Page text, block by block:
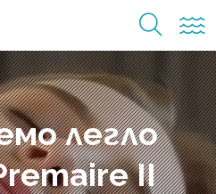
легло
II